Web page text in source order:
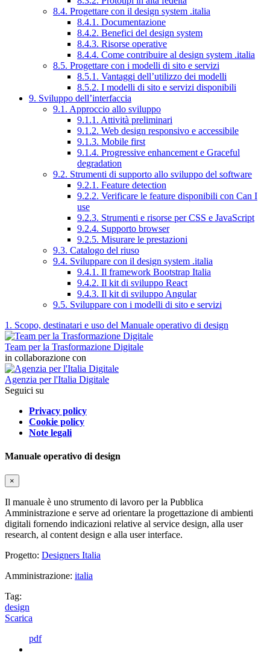
8.4. Progettare con il design system .italia
8.4.1. Documentazione
8.4.2. Benefici del design system
8.4.3. Risorse operative
8.4.4. Come contribuire al design system .italia
8.5. Progettare con i modelli di sito e servizi
8.5.1. Vantaggi dell’utilizzo dei modelli
8.5.2. I modelli di sito e servizi disponibili
9. Sviluppo dell’interfaccia
9.1. Approccio allo sviluppo
9.1.1. Attività preliminari
9.1.2. Web design responsivo e accessibile
9.1.3. Mobile first
9.1.4. Progressive enhancement e Graceful
degradation
9.2. Strumenti di supporto allo sviluppo del software
9.2.1. Feature detection
9.2.2. Verificare le feature disponibili con Can I
use
9.2.3. Strumenti e risorse per CSS e JavaScript
9.2.4. Supporto browser
9.2.5. Misurare le prestazioni
9.3. Catalogo del riuso
9.4. Sviluppare con il design system .italia
9.4.1. Il framework Bootstrap Italia
9.4.2. Il kit di sviluppo React
9.4.3. Il kit di sviluppo Angular
9.5. Sviluppare con i modelli di sito e servizi
1. Scopo, destinatari e uso del Manuale operativo di design
Team per la Trasformazione Digitale
in collaborazione con
Agenzia per l'Italia Digitale
Seguici su
Privacy policy
Cookie policy
Note legali
Manuale operativo di design
×
Il manuale è uno strumento di lavoro per la Pubblica
Amministrazione e serve ad orientare la progettazione di ambienti
digitali fornendo indicazioni relative al service design, alla user
research, al content design e alla user interface.
Progetto: Designers Italia
Amministrazione: italia
Tag:
design
Scarica
pdf